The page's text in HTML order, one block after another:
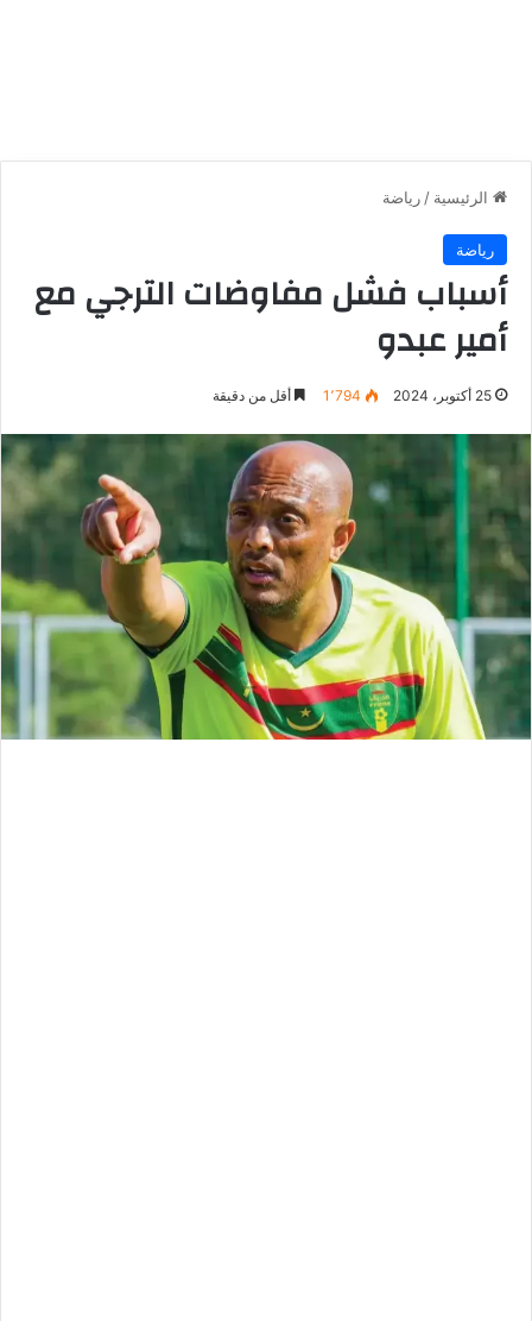
الرئيسية / رياضة
رياضة
أسباب فشل مفاوضات الترجي مع
أمير عبدو
25 أكتوبر، 2024 1٬794 أقل من دقيقة